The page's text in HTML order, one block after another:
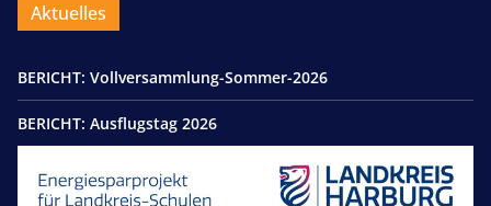
Aktuelles
BERICHT: Vollversammlung-Sommer-2026
BERICHT: Ausflugstag 2026